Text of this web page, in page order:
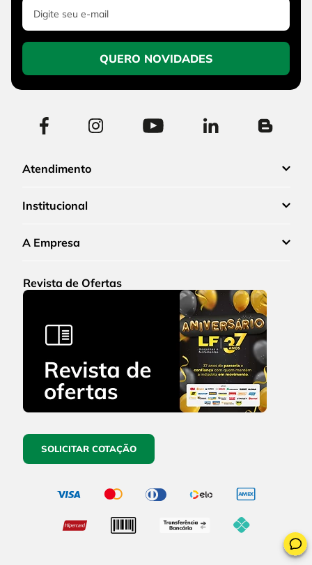
QUERO NOVIDADES
Atendimento
Institucional
A Empresa
Revista de Ofertas
SOLICITAR COTAÇÃO